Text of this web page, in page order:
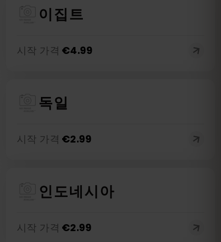
이집트
시작 가격 €4.99
독일
시작 가격 €2.99
인도네시아
시작 가격 €2.99